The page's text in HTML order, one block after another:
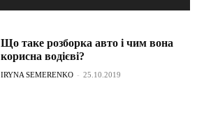
Що таке розборка авто і чим вона
корисна водієві?
IRYNA SEMERENKO - 25.10.2019